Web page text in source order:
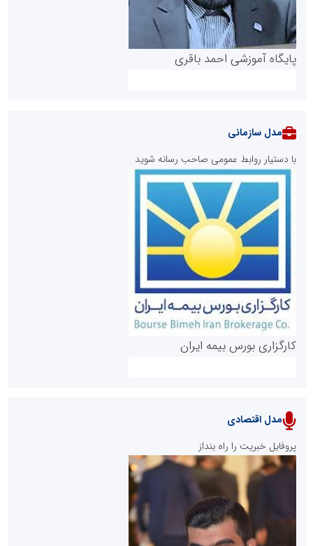
پایگاه آموزشی احمد باقری
روابط عمومی خبرگزاری گزارش خبر
پایگاه خبری نهضت ملی مسکن
مدل سازمانی
با دستیار روابط عمومی صاحب رسانه شوید
کارگزاری بورس بیمه ایران
سازمان بورس و اوراق بهادار
مدل اقتصادی
پروفایل خبریت را راه بنداز